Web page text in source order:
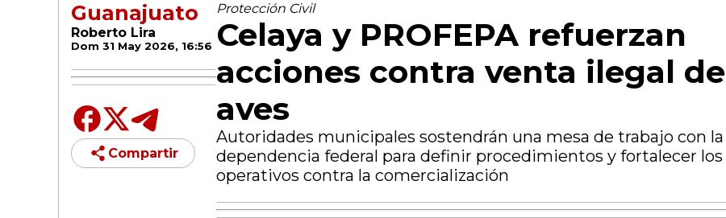
Guanajuato
Roberto Lira
Dom 31 May 2026, 16:56
Compartir
Protección Civil
Celaya y PROFEPA refuerzan
acciones contra venta ilegal de
aves
Autoridades municipales sostendrán una mesa de trabajo con la
dependencia federal para definir procedimientos y fortalecer los
operativos contra la comercialización